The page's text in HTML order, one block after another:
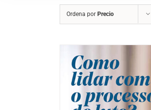
Ordena por Precio